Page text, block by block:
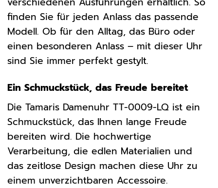
finden Sie für jeden Anlass das passende
Modell. Ob für den Alltag, das Büro oder
einen besonderen Anlass – mit dieser Uhr
sind Sie immer perfekt gestylt.
Ein Schmuckstück, das Freude bereitet
Die Tamaris Damenuhr TT-0009-LQ ist ein
Schmuckstück, das Ihnen lange Freude
bereiten wird. Die hochwertige
Verarbeitung, die edlen Materialien und
das zeitlose Design machen diese Uhr zu
einem unverzichtbaren Accessoire.